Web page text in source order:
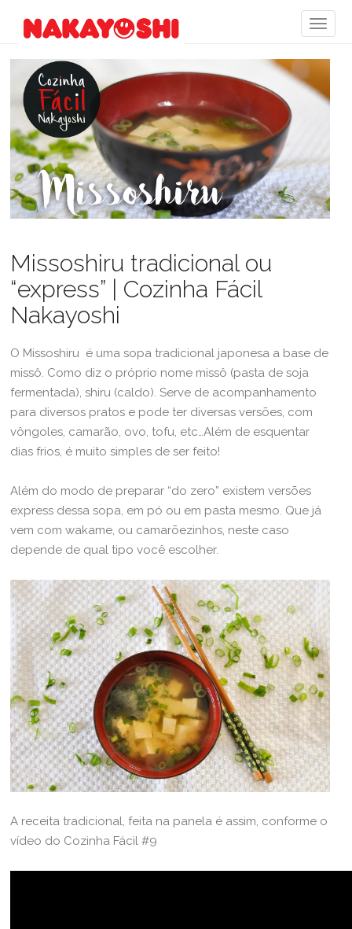
Missoshiru tradicional ou
“express” | Cozinha Fácil
Nakayoshi
O Missoshiru é uma sopa tradicional japonesa a base de
missô. Como diz o próprio nome missô (pasta de soja
fermentada), shiru (caldo). Serve de acompanhamento
para diversos pratos e pode ter diversas versões, com
vôngoles, camarão, ovo, tofu, etc…Além de esquentar
dias frios, é muito simples de ser feito!
Além do modo de preparar “do zero” existem versões
express dessa sopa, em pó ou em pasta mesmo. Que já
vem com wakame, ou camarõezinhos, neste caso
depende de qual tipo você escolher.
A receita tradicional, feita na panela é assim, conforme o
vídeo do Cozinha Fácil #9